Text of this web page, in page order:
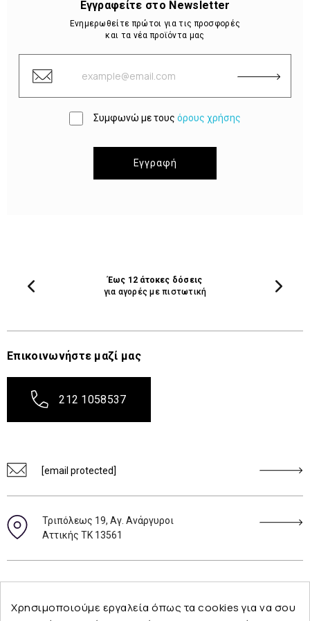
Εγγραφείτε στο Newsletter
Ενημερωθείτε πρώτοι για τις προσφορές
και τα νέα προϊόντα μας
Συμφωνώ με τους όρους χρήσης
Εγγραφή
Έως 12 άτοκες δόσεις
για αγορές με πιστωτική
Επικοινωνήστε μαζί μας
212 1058537
[email protected]
Τριπόλεως 19, Αγ. Ανάργυροι
Αττικής ΤΚ 13561
Χρησιμοποιούμε εργαλεία όπως τα cookies για να σου